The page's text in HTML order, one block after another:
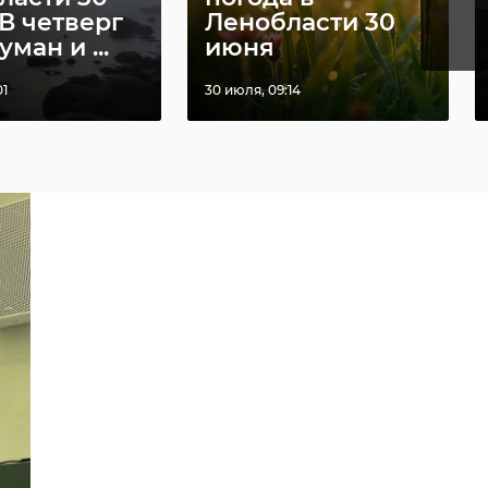
четверг
и ...
Ленобласти 30
июня
30 июля, 09:14